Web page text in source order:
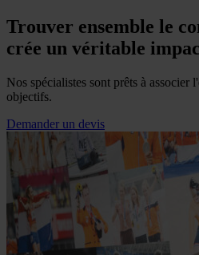
Trouver ensemble le
crée un véritable
Nos spécialistes sont prêts à associer
objectifs.
Demander un devis